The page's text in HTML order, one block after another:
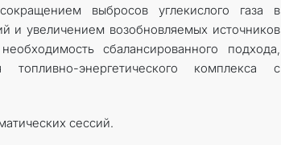
выбросов углекислого газа в
и увеличением возобновляемых источников
сбалансированного подхода,
энергетического комплекса с
сессий.